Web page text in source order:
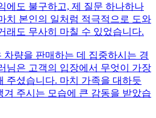
에도 불구하고, 제 질문 하나하나
치 본인의 일처럼 적극적으로 도와
래도 무사히 마칠 수 있었습니다.
차량을 판매하는 데 집중하시는 경
님은 고객의 입장에서 무엇이 가장
주셨습니다. 마치 가족을 대하듯
주시는 모습에 큰 감동을 받았습